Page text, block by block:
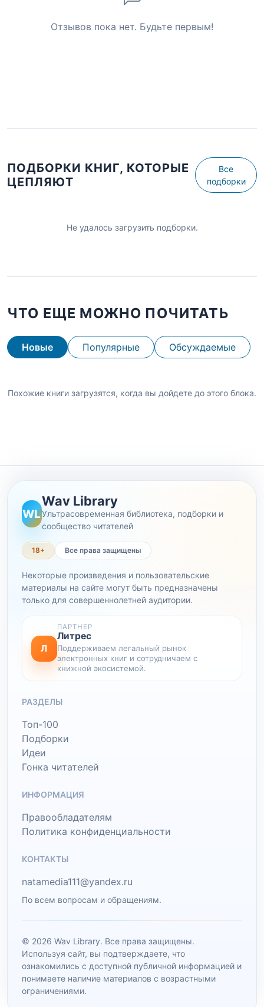
Отзывов пока нет. Будьте первым!
ПОДБОРКИ КНИГ, КОТОРЫЕ
ЦЕПЛЯЮТ
Все
подборки
Не удалось загрузить подборки.
ЧТО ЕЩЕ МОЖНО ПОЧИТАТЬ
Новые Популярные Обсуждаемые
Похожие книги загрузятся, когда вы дойдете до этого блока.
WL
Wav Library
Ультрасовременная библиотека, подборки и
сообщество читателей
18+ Все права защищены
Некоторые произведения и пользовательские
материалы на сайте могут быть предназначены
только для совершеннолетней аудитории.
Л
ПАРТНЕР
Литрес
Поддерживаем легальный рынок
электронных книг и сотрудничаем с
книжной экосистемой.
РАЗДЕЛЫ
Топ-100
Подборки
Идеи
Гонка читателей
ИНФОРМАЦИЯ
Правообладателям
Политика конфиденциальности
КОНТАКТЫ
natamedia111@yandex.ru
По всем вопросам и обращениям.
© 2026 Wav Library. Все права защищены.
Используя сайт, вы подтверждаете, что
ознакомились с доступной публичной информацией и
понимаете наличие материалов с возрастными
ограничениями.